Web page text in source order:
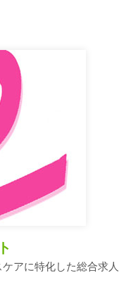
アに特化した総合求人